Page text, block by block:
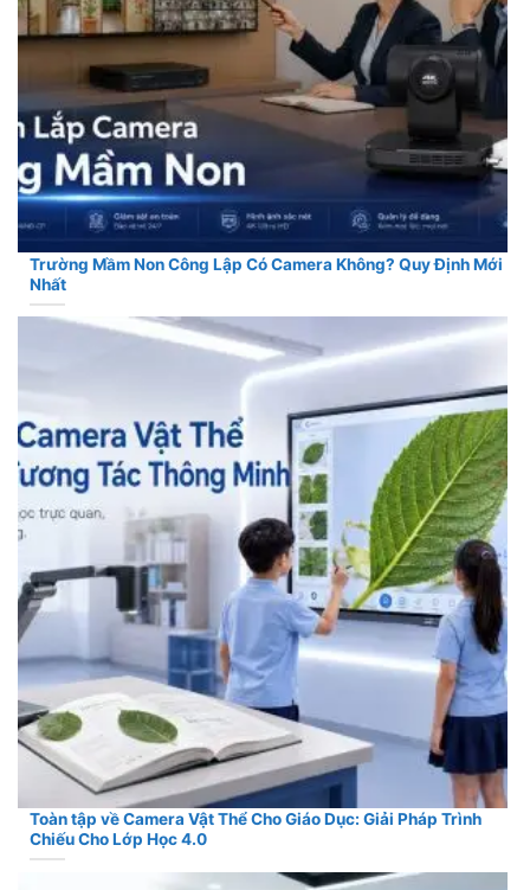
Trường Mầm Non Công Lập Có Camera Không? Quy Định Mới
Nhất
Toàn tập về Camera Vật Thể Cho Giáo Dục: Giải Pháp Trình
Chiếu Cho Lớp Học 4.0